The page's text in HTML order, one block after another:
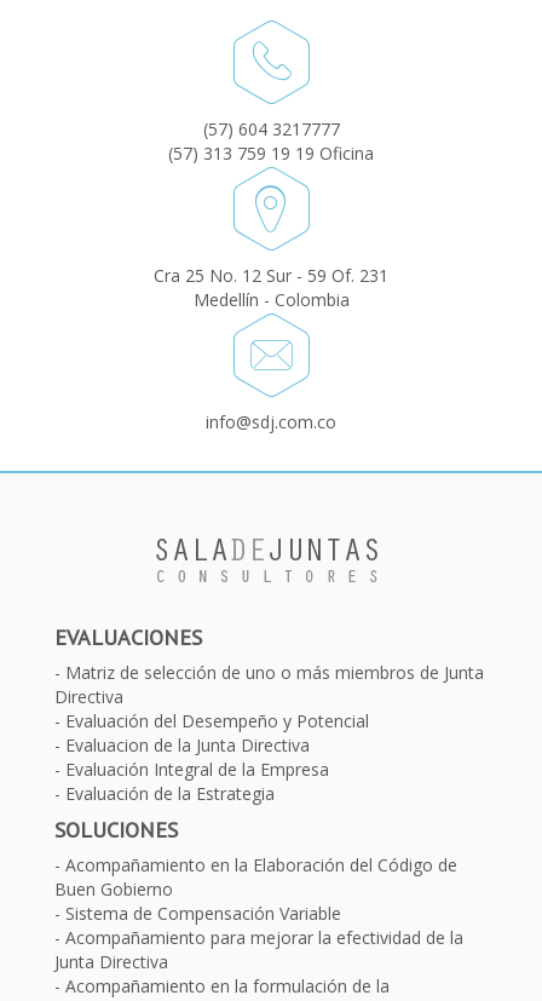
(57) 604 3217777
(57) 313 759 19 19 Oficina
Cra 25 No. 12 Sur - 59 Of. 231
Medellín - Colombia
info@sdj.com.co
EVALUACIONES
Matriz de selección de uno o más miembros de Junta
Directiva
Evaluación del Desempeño y Potencial
Evaluacion de la Junta Directiva
Evaluación Integral de la Empresa
Evaluación de la Estrategia
SOLUCIONES
Acompañamiento en la Elaboración del Código de
Buen Gobierno
Sistema de Compensación Variable
Acompañamiento para mejorar la efectividad de la
Junta Directiva
Acompañamiento en la formulación de la